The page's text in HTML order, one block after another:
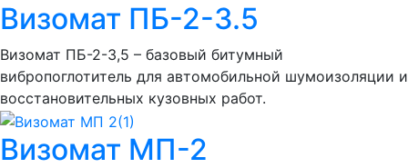
Визомат ПБ-2-3.5
Визомат ПБ-2-3,5 – базовый битумный
вибропоглотитель для автомобильной шумоизоляции и
восстановительных кузовных работ.
Визомат МП-2